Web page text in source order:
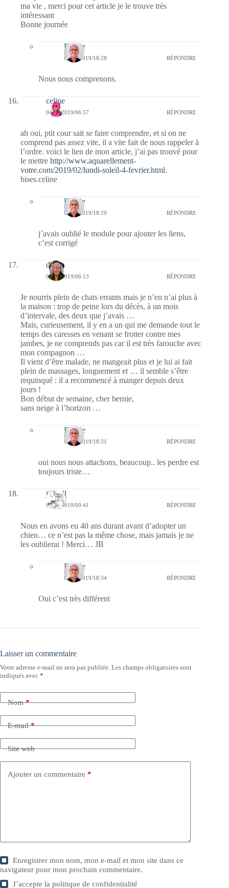
ma vie , merci pour cet article je le trouve très
intéressant
Bonne journée
Bernie
04/02/2019/18:28 RÉPONDRE
Nous nous comprenons.
celine
04/02/2019/06:57 RÉPONDRE
ah oui, ptit cour sait se faire comprendre, et si on ne
comprend pas assez vite, il a vite fait de nous rappeler à
l’ordre. voici le lien de mon article, j’ai pas trouvé pour
le mettre http://www.aquarellement-
votre.com/2019/02/lundi-soleil-4-fevrier.html.
bises.celine
Bernie
04/02/2019/18:29 RÉPONDRE
j’avais oublié le module pour ajouter les liens,
c’est corrigé
dom
04/02/2019/06:13 RÉPONDRE
Je nourris plein de chats errants mais je n’en n’ai plus à
la maison : trop de peine lors du décès, à un mois
d’intervale, des deux que j’avais …
Mais, curieusement, il y en a un qui me demande tout le
temps des caresses en venant se frotter contre mes
jambes, je ne comprends pas car il est très farouche avec
mon compagnon …
Il vient d’être malade, ne mangeait plus et je lui ai fait
plein de massages, longuement et … il semble s’être
requinqué : il a recommencé à manger depuis deux
jours !
Bon début de semaine, cher bernie,
sans neige à l’horizon …
Bernie
04/02/2019/18:31 RÉPONDRE
oui nous nous attachons, beaucoup.. les perdre est
toujours triste…
jill bill
04/02/2019/00:41 RÉPONDRE
Nous en avons eu 40 ans durant avant d’adopter un
chien… ce n’est pas la même chose, mais jamais je ne
les oublierai ! Merci… JB
Bernie
04/02/2019/18:34 RÉPONDRE
Oui c’est très différent
Laisser un commentaire
Votre adresse e-mail ne sera pas publiée. Les champs obligatoires sont
indiqués avec *
Nom*
E-mail*
Site web
Ajouter un commentaire *
Enregistrer mon nom, mon e-mail et mon site dans ce
navigateur pour mon prochain commentaire.
J’accepte lapolitique de confidentialité